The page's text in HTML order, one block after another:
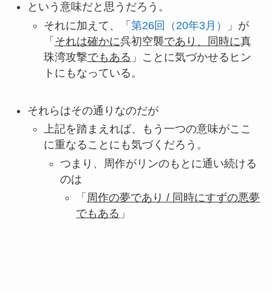
という意味だと思うだろう。
それに加えて、「 第26回（20年3月）
」が
「 それは確かに呉初空襲であり、同時に真
珠湾攻撃でもある 」ことに気づかせるヒン
トにもなっている。
それらはその通りなのだが
上記を踏まえれば、もう一つの意味がここ
に重なることにも気づくだろう。
つまり、周作がリンのもとに通い続ける
のは
「 周作の夢であり / 同時にすずの悪夢
でもある 」